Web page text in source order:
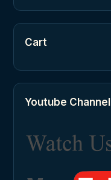
Cart
Youtube Channel